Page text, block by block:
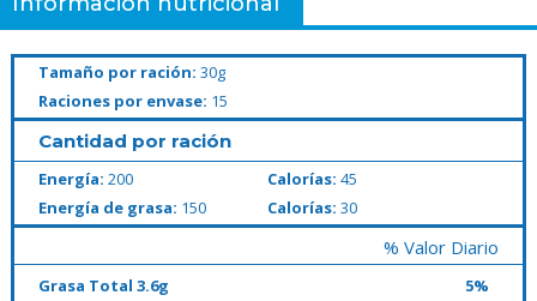
Tamaño por ración: 30g
Raciones por envase: 15
Cantidad por ración
Energía: 200 Calorías: 45
Energía de grasa: 150 Calorías: 30
% Valor Diario
Grasa Total 3.6g
5%